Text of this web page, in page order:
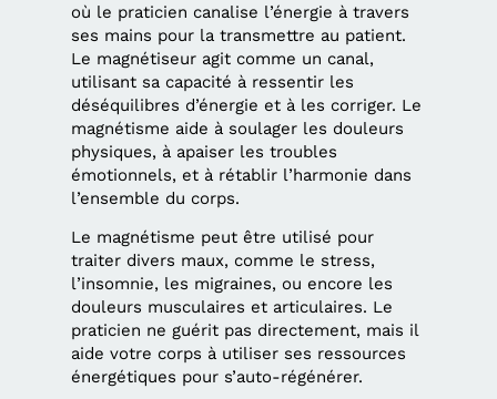
où le praticien canalise l’énergie à travers
ses mains pour la transmettre au patient.
Le magnétiseur agit comme un canal,
utilisant sa capacité à ressentir les
déséquilibres d’énergie et à les corriger. Le
magnétisme aide à soulager les douleurs
physiques, à apaiser les troubles
émotionnels, et à rétablir l’harmonie dans
l’ensemble du corps.
Le magnétisme peut être utilisé pour
traiter divers maux, comme le stress,
l’insomnie, les migraines, ou encore les
douleurs musculaires et articulaires. Le
praticien ne guérit pas directement, mais il
aide votre corps à utiliser ses ressources
énergétiques pour s’auto-régénérer.